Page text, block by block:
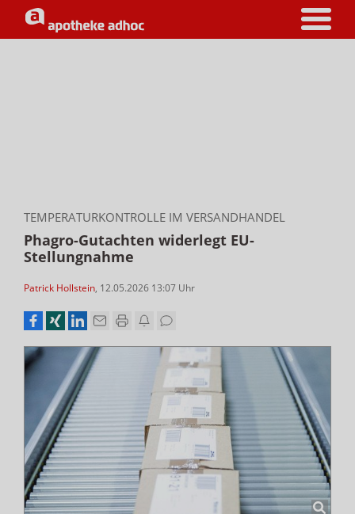
TEMPERATURKONTROLLE IM VERSANDHANDEL
Phagro-Gutachten widerlegt EU-
Stellungnahme
Patrick Hollstein, 12.05.2026 13:07 Uhr